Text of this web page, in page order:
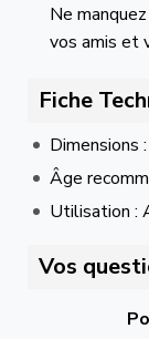
Ne
vos amis et
Fiche
Dimensions
Âge
Utilisation :
Vos